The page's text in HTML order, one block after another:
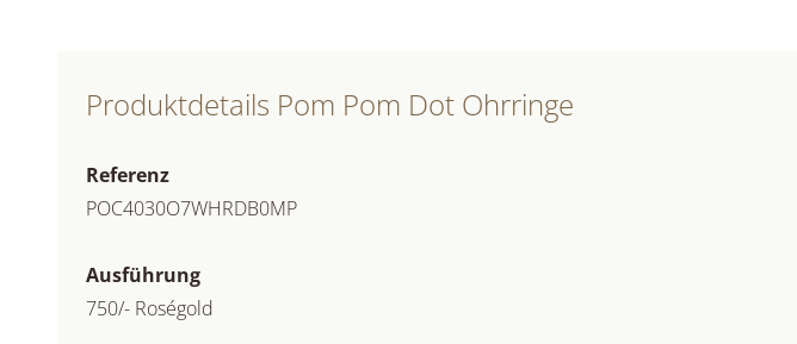
Produktdetails Pom Pom Dot Ohrringe
Referenz
POC4030O7WHRDB0MP
Ausführung
750/- Roségold